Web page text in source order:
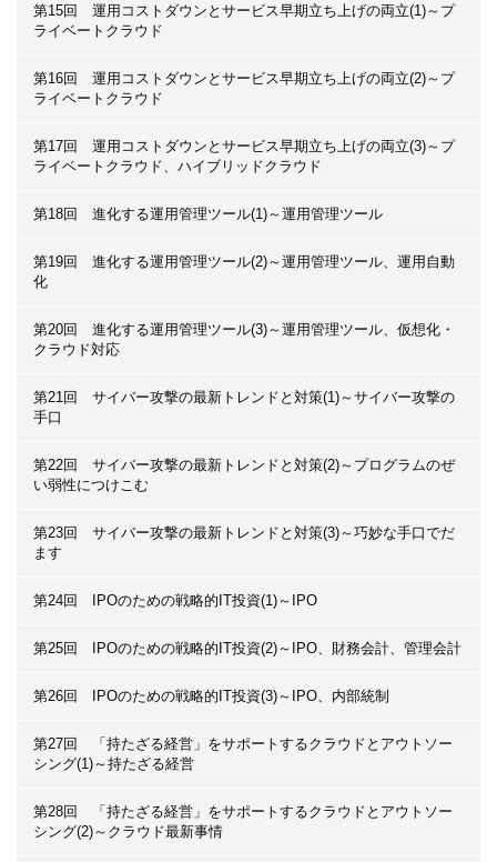
第15回 運用コストダウンとサービス早期立ち上げの両立(1)～プ
ライベートクラウド
第16回 運用コストダウンとサービス早期立ち上げの両立(2)～プ
ライベートクラウド
第17回 運用コストダウンとサービス早期立ち上げの両立(3)～プ
ライベートクラウド、ハイブリッドクラウド
第18回 進化する運用管理ツール(1)～運用管理ツール
第19回 進化する運用管理ツール(2)～運用管理ツール、運用自動
化
第20回 進化する運用管理ツール(3)～運用管理ツール、仮想化・
クラウド対応
第21回 サイバー攻撃の最新トレンドと対策(1)～サイバー攻撃の
手口
第22回 サイバー攻撃の最新トレンドと対策(2)～プログラムのぜ
い弱性につけこむ
第23回 サイバー攻撃の最新トレンドと対策(3)～巧妙な手口でだ
ます
第24回 IPOのための戦略的IT投資(1)～IPO
第25回 IPOのための戦略的IT投資(2)～IPO、財務会計、管理会計
第26回 IPOのための戦略的IT投資(3)～IPO、内部統制
第27回 「持たざる経営」をサポートするクラウドとアウトソー
シング(1)～持たざる経営
第28回 「持たざる経営」をサポートするクラウドとアウトソー
シング(2)～クラウド最新事情